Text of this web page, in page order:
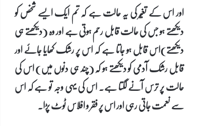
اور اس کے تغیّر کی یہ حالت ہے کہ تم ایک ایسے شخص کو
دیکھتے ہو جس کی حالت قابل رحم ہوتی ہے اور وہ (دیکھتے ہی
دیکھتے)اس قابل ہو جاتا ہے کہ اس پر رشک کھایا جائے اور
قابل رشک آدمی کو دیکھتے ہو کہ (چند ہی دنوں میں) اس کی
حالت پر ترس آنے لگتا ہے۔ اس کی یہی وجہ تو ہے کہ اس
سے نعمت جاتی رہی اور اس پر فقر و افلاس ٹوٹ پڑا۔